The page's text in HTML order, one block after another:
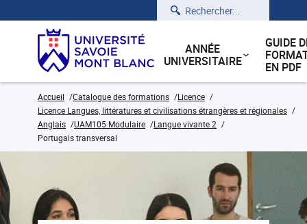
Rechercher
ANNÉE
UNIVERSITAIRE
GUIDE
EN PDF
Accueil Catalogue des formations
Licence
Licence Langues, littératures et civilisations étrangères et régionales
Anglais
UAM105 Modulaire
Langue vivante 2
Portugais transversal